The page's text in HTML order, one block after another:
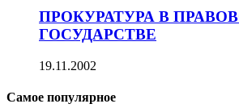
ПРОКУРАТУРА В
ГОСУДАРСТВЕ
19.11.2002
Самое популярное